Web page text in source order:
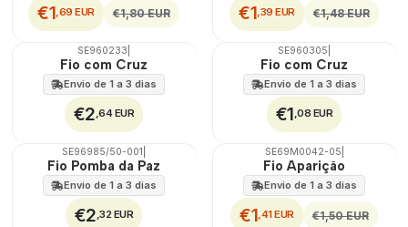
€1,69 EUR €1,80 EUR €1,39 EUR €1,48 EUR
SE960233
Fio com Cruz
Envio de 1 a 3 dias
€2,64 EUR
SE960305
Fio com Cruz
Envio de 1 a 3 dias
€1,08 EUR
SE96985/50-001
Fio Pomba da Paz
Envio de 1 a 3 dias
€2,32 EUR
DESCONTO
SE69M0042-05
Fio Aparição
Envio de 1 a 3 dias
€1,41 EUR €1,50 EUR